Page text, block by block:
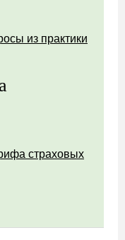
из практики
страховых